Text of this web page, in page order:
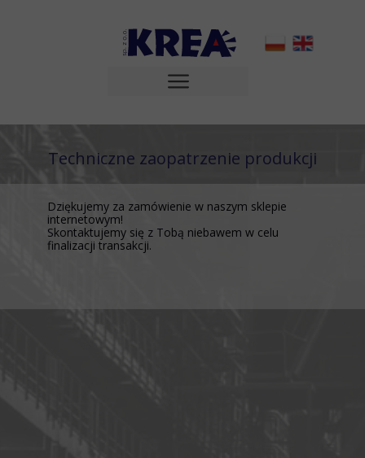
Techniczne zaopatrzenie produkcji
Dziękujemy za zamówienie w naszym sklepie
internetowym!
Skontaktujemy się z Tobą niebawem w celu
finalizacji transakcji.